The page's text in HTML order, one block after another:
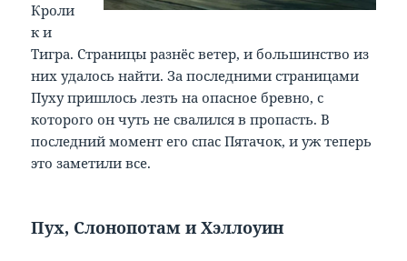
Кроли
к и
Тигра. Страницы разнёс ветер, и большинство из
них удалось найти. За последними страницами
Пуху пришлось лезть на опасное бревно, с
которого он чуть не свалился в пропасть. В
последний момент его спас Пятачок, и уж теперь
это заметили все.
Пух, Слонопотам и Хэллоуин